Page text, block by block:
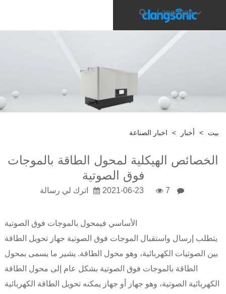
Language
بيت > أخبار > اخبار الصناعة
الخصائص الهيكلية لمحول الطاقة بالموجات
فوق الصوتية
2021-06-23 7 اترك لي رسالة
الأساسي فيمحول بالموجات فوق الصوتية
يتطلب إرسال واستقبال الموجات فوق الصوتية جهاز تحويل الطاقة
بين الصوتيات الكهربائية، وهو محول الطاقة. يشير ما يسمى بمحول
الطاقة بالموجات فوق الصوتية بشكل عام إلى محول الطاقة
الكهربائية الصوتية، وهو جهاز أو جهاز يمكنه تحويل الطاقة الكهربائية